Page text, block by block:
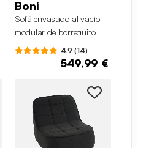
Boni
Sofá envasado al vacío
modular de borreguito
texturizado con
reposapiés, 3 plazas
4.9 (14)
549,99 €